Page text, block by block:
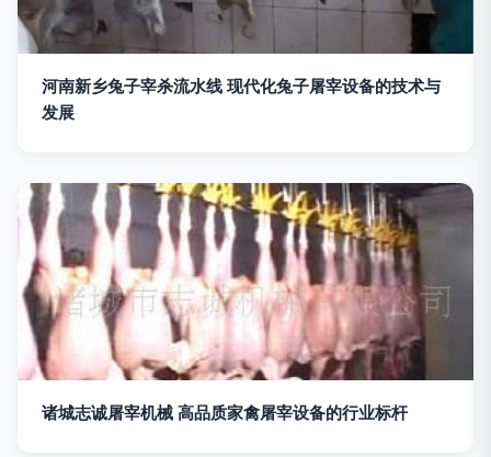
河南新乡兔子宰杀流水线 现代化兔子屠宰设备的技术与
发展
诸城志诚屠宰机械 高品质家禽屠宰设备的行业标杆